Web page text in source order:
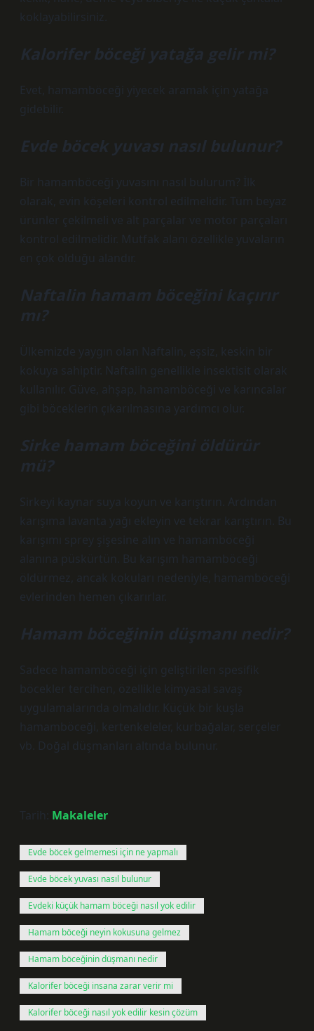
koklayabilirsiniz.
Kalorifer böceği yatağa gelir mi?
Evet, hamamböceği yiyecek aramak için yatağa
gidebilir.
Evde böcek yuvası nasıl bulunur?
Bir hamamböceği yuvasını nasıl bulurum? İlk
olarak, evin köşeleri kontrol edilmelidir. Tüm beyaz
ürünler çekilmeli ve alt parçalar ve motor parçaları
kontrol edilmelidir. Mutfak alanı özellikle yuvaların
en çok olduğu alandır.
Naftalin hamam böceğini kaçırır
mı?
Ülkemizde yaygın olan Naftalin, eşsiz, keskin bir
kokuya sahiptir. Naftalin genellikle insektisit olarak
kullanılır. Güve, ahşap, hamamböceği ve karıncalar
gibi böceklerin çıkarılmasına yardımcı olur.
Sirke hamam böceğini öldürür
mü?
Sirkeyi kaynar suya koyun ve karıştırın. Ardından
karışıma lavanta yağı ekleyin ve tekrar karıştırın. Bu
karışımı sprey şişesine alın ve hamamböceği
alanına püskürtün. Bu karışım hamamböceği
öldürmez, ancak kokuları nedeniyle, hamamböceği
evlerinden hemen çıkarırlar.
Hamam böceğinin düşmanı nedir?
Sadece hamamböceği için geliştirilen spesifik
böcekler tercihen, özellikle kimyasal savaş
uygulamalarında olmalıdır. Küçük bir kuşla
hamamböceği, kertenkeleler, kurbağalar, serçeler
vb. Doğal düşmanları altında bulunur.
Tarih: Makaleler
Evde böcek gelmemesi için ne yapmalı
Evde böcek yuvası nasıl bulunur
Evdeki küçük hamam böceği nasıl yok edilir
Hamam böceği neyin kokusuna gelmez
Hamam böceğinin düşmanı nedir
Kalorifer böceği insana zarar verir mi
Kalorifer böceği nasıl yok edilir kesin çözüm